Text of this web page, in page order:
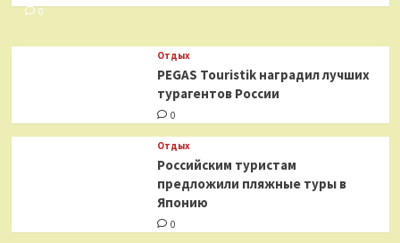
0
Отдых
PEGAS Touristik наградил лучших
турагентов России
0
Отдых
Российским туристам
предложили пляжные туры в
Японию
0